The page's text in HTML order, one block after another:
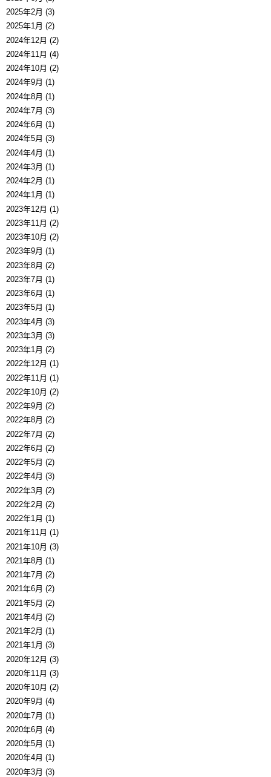
2025年2月 (3)
2025年1月 (2)
2024年12月 (2)
2024年11月 (4)
2024年10月 (2)
2024年9月 (1)
2024年8月 (1)
2024年7月 (3)
2024年6月 (1)
2024年5月 (3)
2024年4月 (1)
2024年3月 (1)
2024年2月 (1)
2024年1月 (1)
2023年12月 (1)
2023年11月 (2)
2023年10月 (2)
2023年9月 (1)
2023年8月 (2)
2023年7月 (1)
2023年6月 (1)
2023年5月 (1)
2023年4月 (3)
2023年3月 (3)
2023年1月 (2)
2022年12月 (1)
2022年11月 (1)
2022年10月 (2)
2022年9月 (2)
2022年8月 (2)
2022年7月 (2)
2022年6月 (2)
2022年5月 (2)
2022年4月 (3)
2022年3月 (2)
2022年2月 (2)
2022年1月 (1)
2021年11月 (1)
2021年10月 (3)
2021年8月 (1)
2021年7月 (2)
2021年6月 (2)
2021年5月 (2)
2021年4月 (2)
2021年2月 (1)
2021年1月 (3)
2020年12月 (3)
2020年11月 (3)
2020年10月 (2)
2020年9月 (4)
2020年7月 (1)
2020年6月 (4)
2020年5月 (1)
2020年4月 (1)
2020年3月 (3)